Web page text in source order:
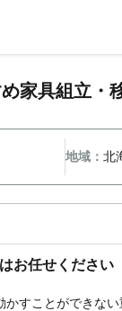
家具組立・
地域：北
お任せください
かすことができな